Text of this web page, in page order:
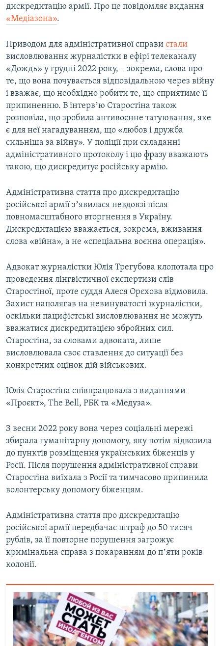
ДОЛУЧАЙСЯ!
Усі сайти RFE/RL
дискредитацію армії. Про це повідомляє видання
«Медіазона».
Приводом для адміністративної справи стали
висловлювання журналістки в ефірі телеканалу
«Дождь» у грудні 2022 року, – зокрема, слова про
те, що вона почувається відповідальною через війну
і вважає, що необхідно робити те, що сприятиме її
припиненню. В інтервʼю Старостіна також
розповіла, що зробила антивоєнне татуювання, яке
є для неї нагадуванням, що «любов і дружба
сильніша за війну». У поліції при складанні
адміністративного протоколу і цю фразу вважають
такою, що дискредитує російську армію.
Адміністративна стаття про дискредитацію
російської армії зʼявилася невдовзі після
повномасштабного вторгнення в Україну.
Дискредитацією вважається, зокрема, вживання
слова «війна», а не «спеціальна воєнна операція».
Адвокат журналістки Юлія Трегубова клопотала про
проведення лінгвістичної експертизи слів
Старостіної, проте суддя Алеся Орєхова відмовила.
Захист наполягав на невинуватості журналістки,
оскільки пацифістські висловлювання не можуть
вважатися дискредитацією збройних сил.
Старостіна, за словами адвоката, лише
висловлювала своє ставлення до ситуації без
конкретних оцінок дій військових.
Юлія Старостіна співпрацювала з виданнями
«Проєкт», The Bell, РБК та «Медуза».
З весни 2022 року вона через соціальні мережі
збирала гуманітарну допомогу, яку потім відвозила
до пунктів розміщення українських біженців у
Росії. Після порушення адміністративної справи
Старостіна виїхала з Росії та тимчасово припинила
волонтерську допомогу біженцям.
Адміністративна стаття про дискредитацію
російської армії передбачає штраф до 50 тисяч
рублів, за її повторне порушення загрожує
кримінальна справа з покаранням до пʼяти років
колонії.